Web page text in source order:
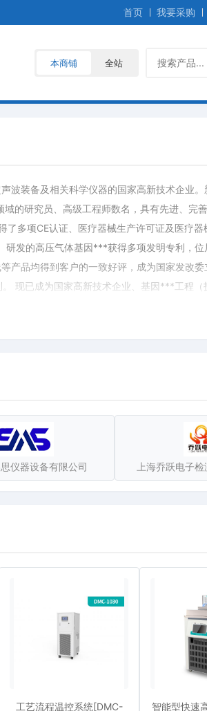
首页 我要采购
本商铺 全站
波装备及相关科学仪器的国家高新技术企业。
的研究员、高级工程师数名，具有先进、完
多项CE认证、医疗器械生产许可证及医疗器
发的高压气体基因***获得多项发明专利，
品均得到客户的一致好评，成为国家发改委
现已成为国家高新技术企业、基因***工程（
仪器设备有限公司 上海乔跃电子
工艺流程温控系统[DMC-
智能型快速